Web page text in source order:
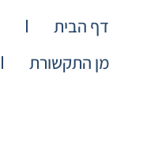
דף הבית
מן התקשורת